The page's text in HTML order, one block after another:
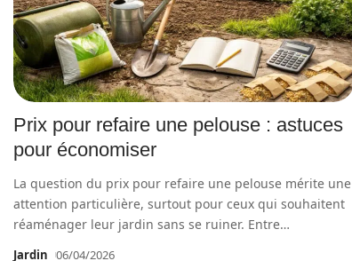
Prix pour refaire une pelouse : astuces
pour économiser
La question du prix pour refaire une pelouse mérite une
attention particulière, surtout pour ceux qui souhaitent
réaménager leur jardin sans se ruiner. Entre…
Jardin 06/04/2026